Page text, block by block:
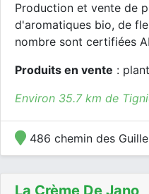
Production et vente de
d'aromatiques bio, de
nombre sont certifiées
Produits en vente :
Environ 35.7 km de
486 chemin des
La Crème De Jano